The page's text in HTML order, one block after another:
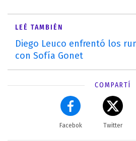
LEÉ TAMBIÉN
Diego Leuco enfrentó los
con Sofía Gonet
COMPARTÍ
Facebok Twitter